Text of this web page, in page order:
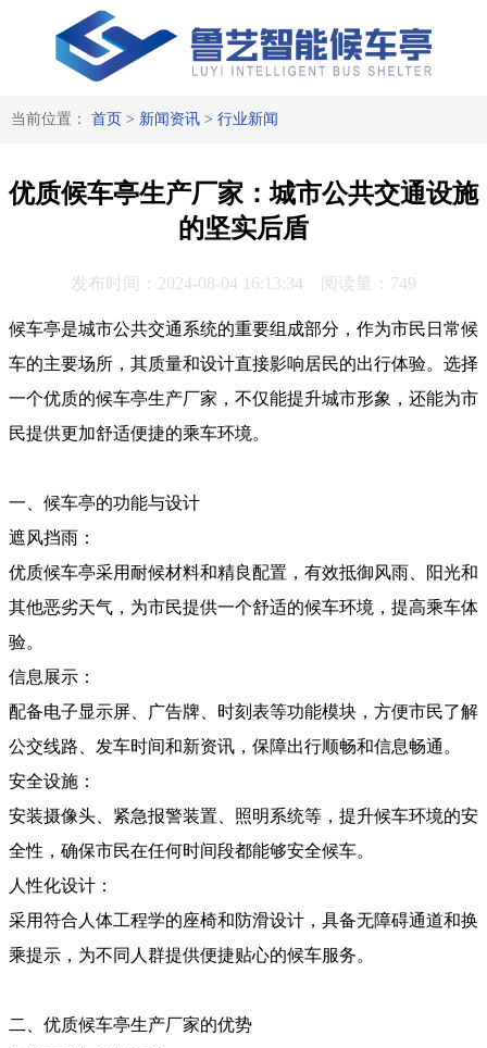
当前位置： 首页 > 新闻资讯> 行业新闻
优质候车亭生产厂家：城市公共交通设施
的坚实后盾
发布时间：2024-08-04 16:13:34 阅读量：749
候车亭是城市公共交通系统的重要组成部分，作为市民日常候
车的主要场所，其质量和设计直接影响居民的出行体验。选择
一个优质的候车亭生产厂家，不仅能提升城市形象，还能为市
民提供更加舒适便捷的乘车环境。
一、候车亭的功能与设计
遮风挡雨：
优质候车亭采用耐候材料和精良配置，有效抵御风雨、阳光和
其他恶劣天气，为市民提供一个舒适的候车环境，提高乘车体
验。
信息展示：
配备电子显示屏、广告牌、时刻表等功能模块，方便市民了解
公交线路、发车时间和新资讯，保障出行顺畅和信息畅通。
安全设施：
安装摄像头、紧急报警装置、照明系统等，提升候车环境的安
全性，确保市民在任何时间段都能够安全候车。
人性化设计：
采用符合人体工程学的座椅和防滑设计，具备无障碍通道和换
乘提示，为不同人群提供便捷贴心的候车服务。
二、优质候车亭生产厂家的优势